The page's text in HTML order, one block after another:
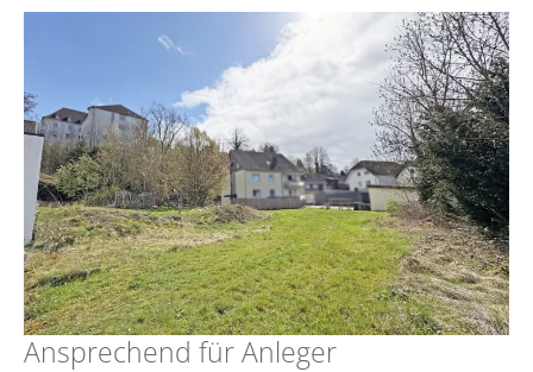
IN
ZENTRALER
DUISBURG-
MITTELMEIDERICH
Ansprechend für Anleger